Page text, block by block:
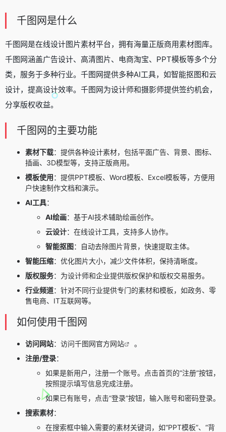
千图网是什么
千图网是在线设计图片素材平台，拥有海量正版商用素材图库。
千图网涵盖广告设计、高清图片、电商淘宝、PPT模板等多个分
类，服务于多种行业。千图网提供多种AI工具，如智能抠图和云
设计，提高设计效率。千图网为设计师和摄影师提供签约机会，
分享版权收益。
千图网的主要功能
素材下载：提供各种设计素材，包括平面广告、背景、图标、
插画、3D模型等，支持正版商用。
模板使用：提供PPT模板、Word模板、Excel模板等，方便用
户快速制作文档和演示。
AI工具：
AI绘画：基于AI技术辅助绘画创作。
云设计：在线设计工具，支持多人协作。
智能抠图：自动去除图片背景，快速提取主体。
智能压缩：优化图片大小，减少文件体积，保持清晰度。
版权服务：为设计师和企业提供版权保护和版权交易服务。
行业频道：针对不同行业提供专门的素材和模板，如政务、零
售电商、IT互联网等。
如何使用千图网
访问网站：访问千图网官方网站
。
注册/登录：
如果是新用户，注册一个账号。点击首页的“注册”按钮，
按照提示填写信息完成注册。
如果已有账号，点击“登录”按钮，输入账号和密码登录。
搜索素材：
在搜索框中输入需要的素材关键词，如“PPT模板”、“背